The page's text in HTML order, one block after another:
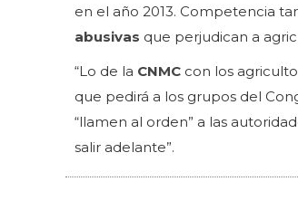
en el año 2013. Competencia
abusivas que perjudican a
“Lo de la CNMC con los
que pedirá a los grupos del
“llamen al orden” a las
salir adelante”.